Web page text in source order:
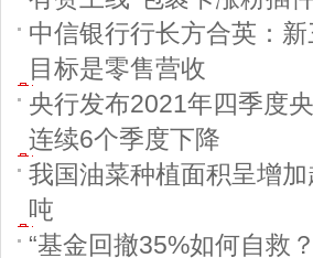
中信银行行长方合英：
目标是零售营收
央行发布2021年四季度
连续6个季度下降
我国油菜种植面积呈增
吨
“基金回撤35%如何自救